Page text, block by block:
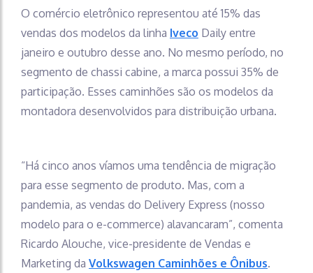
O comércio eletrônico representou até 15% das
vendas dos modelos da linha Iveco Daily entre
janeiro e outubro desse ano. No mesmo período, no
segmento de chassi cabine, a marca possui 35% de
participação. Esses caminhões são os modelos da
montadora desenvolvidos para distribuição urbana.
“Há cinco anos víamos uma tendência de migração
para esse segmento de produto. Mas, com a
pandemia, as vendas do Delivery Express (nosso
modelo para o e-commerce) alavancaram”, comenta
Ricardo Alouche, vice-presidente de Vendas e
Marketing da Volkswagen Caminhões e Ônibus.